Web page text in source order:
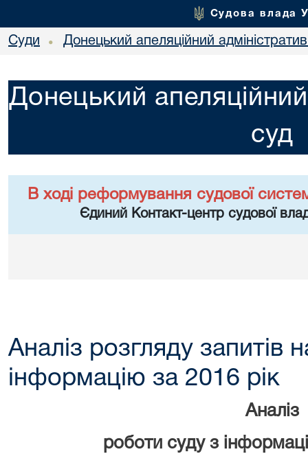
Судова влада
Суди • Донецький апеляційний
Донецький
суд
В ході реформування судової
Єдиний Контакт-центр судової
Аналіз розгляду запитів
інформацію за 2016 рік
Аналіз
роботи суду з